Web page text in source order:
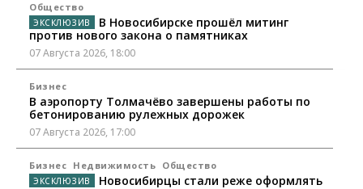
Общество
В Новосибирске прошёл митинг
против нового закона о памятниках
07 Августа 2026, 18:00
Бизнес
В аэропорту Толмачёво завершены работы по
бетонированию рулежных дорожек
07 Августа 2026, 17:00
Бизнес Недвижимость Общество
Новосибирцы стали реже оформлять